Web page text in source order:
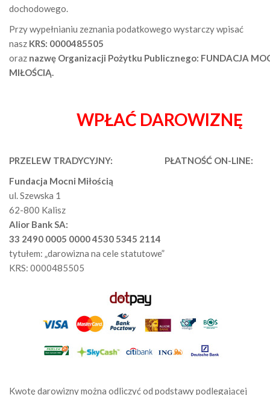
dochodowego.
Przy wypełnianiu zeznania podatkowego wystarczy wpisać
nasz KRS: 0000485505
oraz nazwę Organizacji Pożytku Publicznego: FUNDACJA
MIŁOŚCIĄ.
WPŁAĆ DAROWIZNĘ
PRZELEW TRADYCYJNY:
Fundacja Mocni Miłością
ul. Szewska 1
62-800 Kalisz
Alior Bank SA:
33 2490 0005 0000 4530 5345 2114
tytułem: „darowizna na cele statutowe”
KRS: 0000485505
PŁATNOŚĆ ON-LINE:
Kwotę darowizny można odliczyć od podstawy podlegającej